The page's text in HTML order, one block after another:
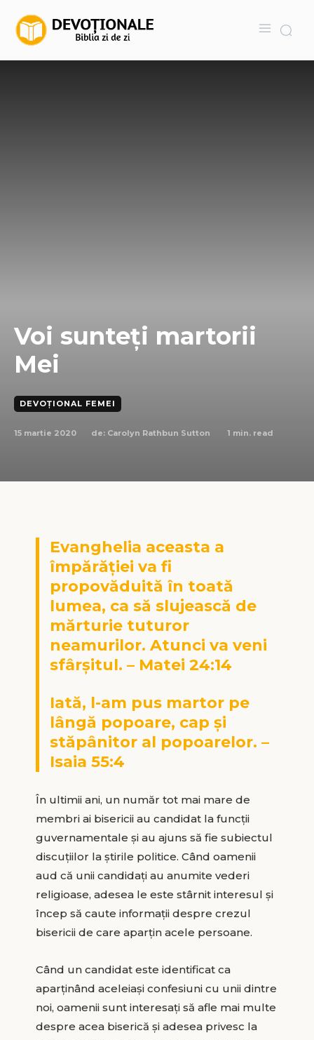
Voi sunteți martorii
Mei
DEVOȚIONAL FEMEI
15 martie 2020 de: Carolyn Rathbun Sutton 1 min. read
Evanghelia aceasta a
împărăţiei va fi
propovăduită în toată
lumea, ca să slujească de
mărturie tuturor
neamurilor. Atunci va veni
sfârşitul. – Matei 24:14
Iată, l-am pus martor pe
lângă popoare, cap şi
stăpânitor al popoarelor. –
Isaia 55:4
În ultimii ani, un număr tot mai mare de
membri ai bisericii au candidat la funcţii
guvernamentale şi au ajuns să fie subiectul
discuţiilor la ştirile politice. Când oamenii
aud că unii candidaţi au anumite vederi
religioase, adesea le este stârnit interesul şi
încep să caute informaţii despre crezul
bisericii de care aparţin acele persoane.
Când un candidat este identificat ca
aparţinând aceleiaşi confesiuni cu unii dintre
noi, oamenii sunt interesaţi să afle mai multe
despre acea biserică şi adesea privesc la